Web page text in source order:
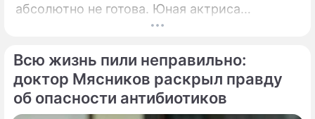
абсолютно не готова. Юная актриса
Вероника Жукова, дочь бессменного лидера
заставила взрогнуть своих многочисленных
поклонников.
Всю жизнь пили неправильно:
доктор Мясников раскрыл правду
об опасности антибиотиков